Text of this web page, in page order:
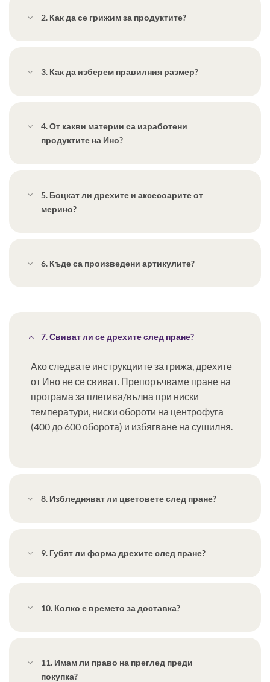
2. Как да се грижим за продуктите?
3. Как да изберем правилния размер?
4. От какви материи са изработени
продуктите на Ино?
5. Боцкат ли дрехите и аксесоарите от
мерино?
6. Къде са произведени артикулите?
7. Свиват ли се дрехите след пране?
Ако следвате инструкциите за грижа, дрехите
от Ино не се свиват. Препоръчваме пране на
програма за плетива/вълна при ниски
температури, ниски обороти на центрофуга
(400 до 600 оборота) и избягване на сушилня.
8. Избледняват ли цветовете след пране?
9. Губят ли форма дрехите след пране?
10. Колко е времето за доставка?
11. Имам ли право на преглед преди
покупка?